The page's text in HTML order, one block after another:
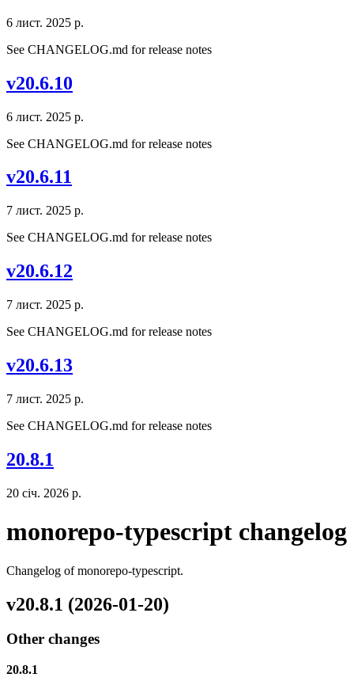
6 лист. 2025 р.
See CHANGELOG.md for release notes
v20.6.10
6 лист. 2025 р.
See CHANGELOG.md for release notes
v20.6.11
7 лист. 2025 р.
See CHANGELOG.md for release notes
v20.6.12
7 лист. 2025 р.
See CHANGELOG.md for release notes
v20.6.13
7 лист. 2025 р.
See CHANGELOG.md for release notes
20.8.1
20 січ. 2026 р.
monorepo-typescript changelog
Changelog of monorepo-typescript.
v20.8.1 (2026-01-20)
Other changes
20.8.1